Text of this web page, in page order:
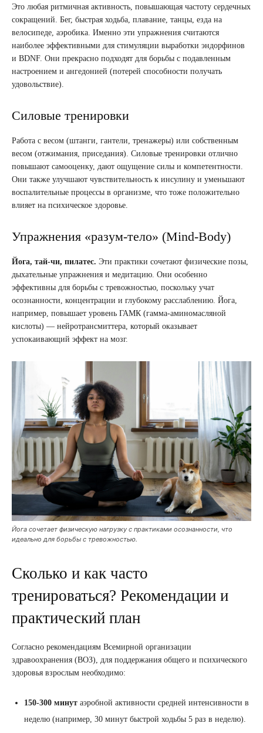
Это любая ритмичная активность, повышающая частоту сердечных
сокращений. Бег, быстрая ходьба, плавание, танцы, езда на
велосипеде, аэробика. Именно эти упражнения считаются
наиболее эффективными для стимуляции выработки эндорфинов
и BDNF. Они прекрасно подходят для борьбы с подавленным
настроением и ангедонией (потерей способности получать
удовольствие).
Силовые тренировки
Работа с весом (штанги, гантели, тренажеры) или собственным
весом (отжимания, приседания). Силовые тренировки отлично
повышают самооценку, дают ощущение силы и компетентности.
Они также улучшают чувствительность к инсулину и уменьшают
воспалительные процессы в организме, что тоже положительно
влияет на психическое здоровье.
Упражнения «разум-тело» (Mind-Body)
Йога, тай-чи, пилатес. Эти практики сочетают физические позы,
дыхательные упражнения и медитацию. Они особенно
эффективны для борьбы с тревожностью, поскольку учат
осознанности, концентрации и глубокому расслаблению. Йога,
например, повышает уровень ГАМК (гамма-аминомасляной
кислоты) — нейротрансмиттера, который оказывает
успокаивающий эффект на мозг.
Йога сочетает физическую нагрузку с практиками осознанности, что
идеально для борьбы с тревожностью.
Сколько и как часто
тренироваться? Рекомендации и
практический план
Согласно рекомендациям Всемирной организации
здравоохранения (ВОЗ), для поддержания общего и психического
здоровья взрослым необходимо:
150-300 минут аэробной активности средней интенсивности в
неделю (например, 30 минут быстрой ходьбы 5 раз в неделю).